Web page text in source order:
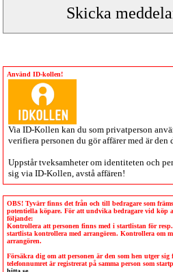
Använd ID-kollen!
Via ID-Kollen kan du som privatperson
verifiera personen du gör affärer med är den
Uppstår tveksamheter om identiteten och
sig via ID-Kollen , avstå affären!
OBS! Tyvärr finns det från och till bedragare som
potentiella köpare. För att undvika bedragare vid köp
följande:
Kontrollera att personen finns med i startlistan för
startlista kontrollera med arrangören. Kontrollera om
arrangören.
Försäkra dig om att personen är den som hen utger
telefonnumret är registrerat på samma person som